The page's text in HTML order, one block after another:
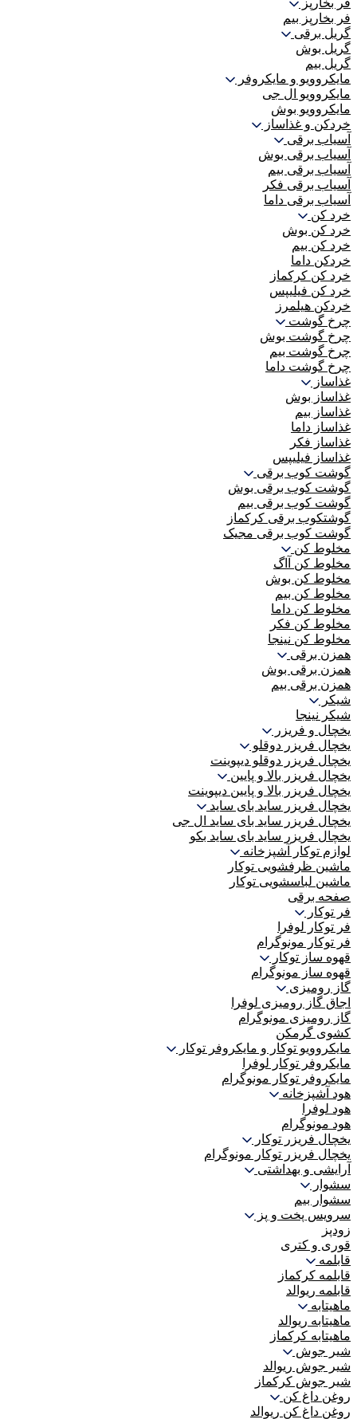
فر بخارپز
فر بخارپز بیم
گریل برقی
گریل بوش
گریل بیم
مایکروویو و مایکروفر
مایکروویو ال جی
مایکروویو بوش
خردکن و غذاساز
آسیاب برقی
آسیاب برقی بوش
آسیاب برقی بیم
آسیاب برقی فکر
آسیاب برقی داما
خرد کن
خرد کن بوش
خرد کن بیم
خردکن داما
خرد کن کرکماز
خرد کن فیلیپس
خردکن هیلمرز
چرخ گوشت
چرخ گوشت بوش
چرخ گوشت بیم
چرخ گوشت داما
غذاساز
غذاساز بوش
غذاساز بیم
غذاساز داما
غذاساز فکر
غذاساز فیلیپس
گوشت کوب برقی
گوشت کوب برقی بوش
گوشت کوب برقی بیم
گوشتکوب برقی کرکماز
گوشت کوب برقی مجیک
مخلوط کن
مخلوط کن آاگ
مخلوط کن بوش
مخلوط کن بیم
مخلوط کن داما
مخلوط کن فکر
مخلوط کن نینجا
همزن برقی
همزن برقی بوش
همزن برقی بیم
شیکر
شیکر نینجا
یخچال و فریزر
یخچال فریزر دوقلو
یخچال فریزر دوقلو دیپوینت
یخچال فریزر بالا و پایین
یخچال فریزر بالا و پایین دیپوینت
یخچال فریزر ساید بای ساید
یخچال فریزر ساید بای ساید ال جی
یخچال فریزر ساید بای ساید بکو
لوازم توکار آشپزخانه
ماشین ظرفشویی توکار
ماشین لباسشویی توکار
صفحه برقی
فر توکار
فر توکار لوفرا
فر توکار مونوگرام
قهوه ساز توکار
قهوه ساز مونوگرام
گاز رومیزی
اجاق گاز رومیزی لوفرا
گاز رومیزی مونوگرام
کشوی گرمکن
مایکروویو توکار و مایکروفر توکار
مایکروفر توکار لوفرا
مایکروفر توکار مونوگرام
هود آشپزخانه
هود لوفرا
هود مونوگرام
یخچال فریزر توکار
یخچال فریزر توکار مونوگرام
آرایشی و بهداشتی
سشوار
سشوار بیم
سرویس پخت و پز
زودپز
قوری و کتری
قابلمه
قابلمه کرکماز
قابلمه ریوالد
ماهیتابه
ماهیتابه ریوالد
ماهیتابه کرکماز
شیر جوش
شیر جوش ریوالد
شیر جوش کرکماز
روغن داغ کن
روغن داغ کن ریوالد